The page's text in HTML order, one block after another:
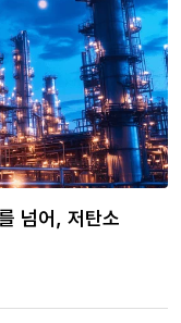
넘어, 저탄소